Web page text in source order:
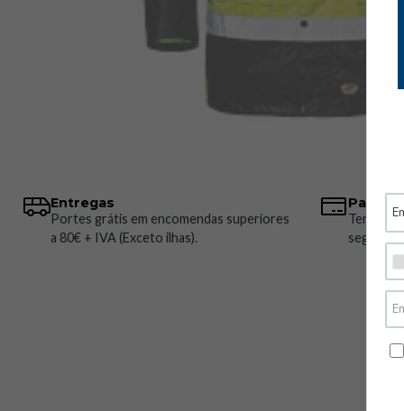
Entregas
Portes grátis em encomendas superiores
a 80€ + IVA (Exceto ilhas).
Temos
seguros